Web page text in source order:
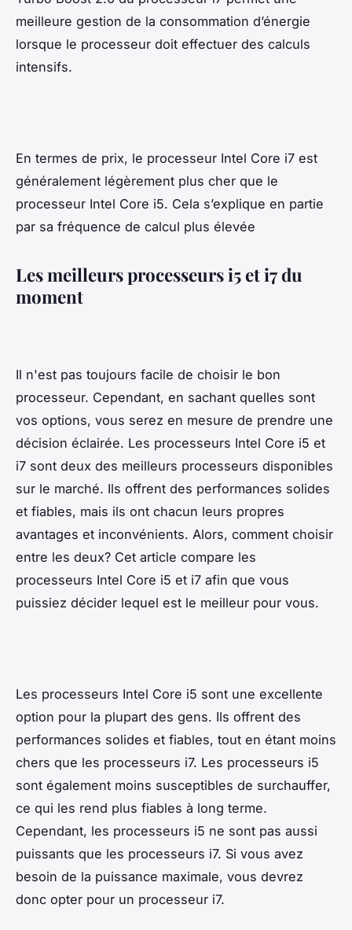
meilleure gestion de la consommation d’énergie
lorsque le processeur doit effectuer des calculs
intensifs.
En termes de prix, le processeur Intel Core i7 est
généralement légèrement plus cher que le
processeur Intel Core i5. Cela s’explique en partie
par sa fréquence de calcul plus élevée
Les meilleurs processeurs i5 et i7 du
moment
Il n'est pas toujours facile de choisir le bon
processeur. Cependant, en sachant quelles sont
vos options, vous serez en mesure de prendre une
décision éclairée. Les processeurs Intel Core i5 et
i7 sont deux des meilleurs processeurs disponibles
sur le marché. Ils offrent des performances solides
et fiables, mais ils ont chacun leurs propres
avantages et inconvénients. Alors, comment choisir
entre les deux? Cet article compare les
processeurs Intel Core i5 et i7 afin que vous
puissiez décider lequel est le meilleur pour vous.
Les processeurs Intel Core i5 sont une excellente
option pour la plupart des gens. Ils offrent des
performances solides et fiables, tout en étant moins
chers que les processeurs i7. Les processeurs i5
sont également moins susceptibles de surchauffer,
ce qui les rend plus fiables à long terme.
Cependant, les processeurs i5 ne sont pas aussi
puissants que les processeurs i7. Si vous avez
besoin de la puissance maximale, vous devrez
donc opter pour un processeur i7.